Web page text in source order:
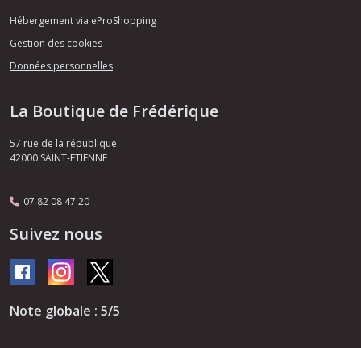
Hébergement via eProShopping
Gestion des cookies
Données personnelles
La Boutique de Frédérique
57 rue de la république
42000 SAINT-ETIENNE
07 82 08 47 20
Suivez nous
Note globale : 5/5